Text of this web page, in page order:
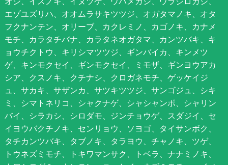
エゾユズリハ、オオムラサキツツジ、オガタマノキ、オタ
フクナンテン、オリーブ、カクレミノ、カゴノキ、カナメ
モチ、カラタチバナ、カラタネオガタマ、カンツバキ、キ
ョウチクトウ、キリシマツツジ、ギンバイカ、キンメツ
ゲ、キンモクセイ、ギンモクセイ、ミモザ、ギンヨウアカ
シア、クスノキ、クチナシ、クロガネモチ、ゲッケイジ
ュ、サカキ、サザンカ、サツキツツジ、サンゴジュ、シキ
ミ、シマトネリコ、シャクナゲ、シャシャンポ、シャリン
バイ、シラカシ、シロダモ、ジンチョウゲ、スダジイ、セ
イヨウバクチノキ、センリョウ、ソヨゴ、タイサンボク、
タチカンツバキ、タブノキ、タラヨウ、チャノキ、ツゲ、
トウネズミモチ、トキワマンサク、トベラ、ナナミノキ、